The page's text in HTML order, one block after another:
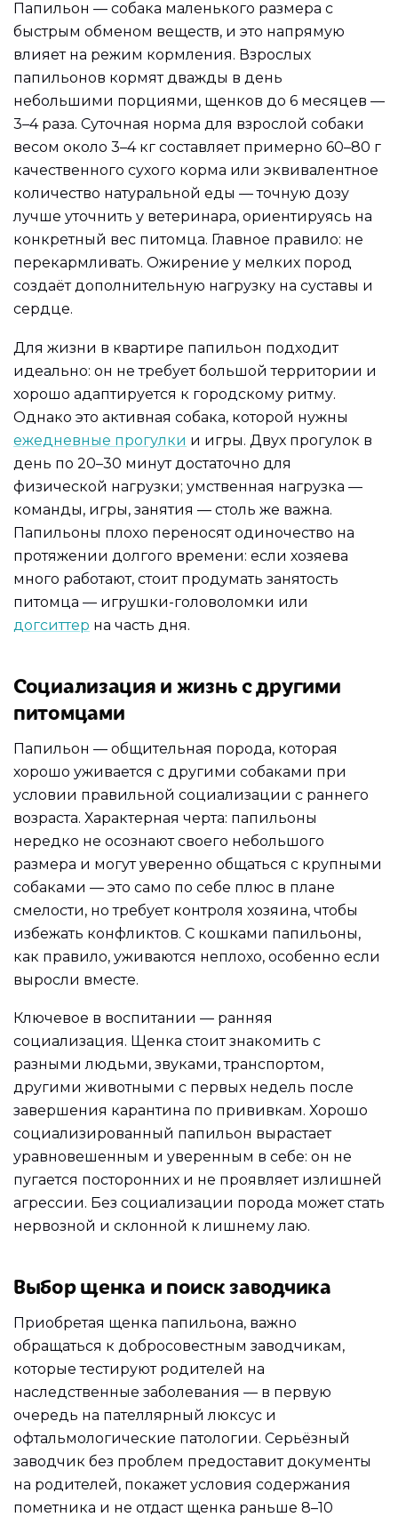
Папильон — собака маленького размера с
быстрым обменом веществ, и это напрямую
влияет на режим кормления. Взрослых
папильонов кормят дважды в день
небольшими порциями, щенков до 6 месяцев —
3–4 раза. Суточная норма для взрослой собаки
весом около 3–4 кг составляет примерно 60–80 г
качественного сухого корма или эквивалентное
количество натуральной еды — точную дозу
лучше уточнить у ветеринара, ориентируясь на
конкретный вес питомца. Главное правило: не
перекармливать. Ожирение у мелких пород
создаёт дополнительную нагрузку на суставы и
сердце.
Для жизни в квартире папильон подходит
идеально: он не требует большой территории и
хорошо адаптируется к городскому ритму.
Однако это активная собака, которой нужны
ежедневные прогулки и игры. Двух прогулок в
день по 20–30 минут достаточно для
физической нагрузки; умственная нагрузка —
команды, игры, занятия — столь же важна.
Папильоны плохо переносят одиночество на
протяжении долгого времени: если хозяева
много работают, стоит продумать занятость
питомца — игрушки-головоломки или
догситтер на часть дня.
Социализация и жизнь с другими
питомцами
Папильон — общительная порода, которая
хорошо уживается с другими собаками при
условии правильной социализации с раннего
возраста. Характерная черта: папильоны
нередко не осознают своего небольшого
размера и могут уверенно общаться с крупными
собаками — это само по себе плюс в плане
смелости, но требует контроля хозяина, чтобы
избежать конфликтов. С кошками папильоны,
как правило, уживаются неплохо, особенно если
выросли вместе.
Ключевое в воспитании — ранняя
социализация. Щенка стоит знакомить с
разными людьми, звуками, транспортом,
другими животными с первых недель после
завершения карантина по прививкам. Хорошо
социализированный папильон вырастает
уравновешенным и уверенным в себе: он не
пугается посторонних и не проявляет излишней
агрессии. Без социализации порода может стать
нервозной и склонной к лишнему лаю.
Выбор щенка и поиск заводчика
Приобретая щенка папильона, важно
обращаться к добросовестным заводчикам,
которые тестируют родителей на
наследственные заболевания — в первую
очередь на пателлярный люксус и
офтальмологические патологии. Серьёзный
заводчик без проблем предоставит документы
на родителей, покажет условия содержания
пометника и не отдаст щенка раньше 8–10